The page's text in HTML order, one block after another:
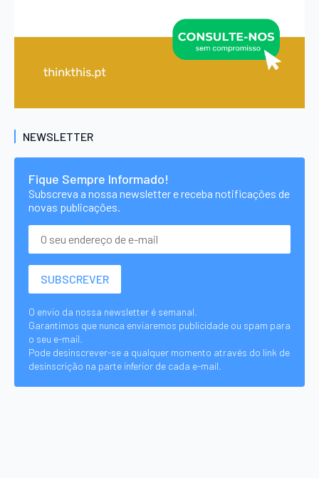
NEWSLETTER
Fique Sempre Informado!
Subscreva a nossa newsletter e receba notificações de
novas publicações.
O envio da nossa newsletter é semanal.
Garantimos que nunca enviaremos publicidade ou spam para
o seu e-mail.
Pode desinscrever-se a qualquer momento através do link de
desinscrição na parte inferior de cada e-mail.